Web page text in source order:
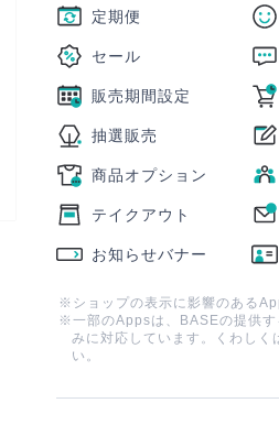
定期便
セール
販売期間設定
抽選販売
商品オプション
テイクアウト
お知らせバナー
※ショップの表示に影響のある
※一部のAppsは、BASEの提供す
みに対応しています。くわしく
い。